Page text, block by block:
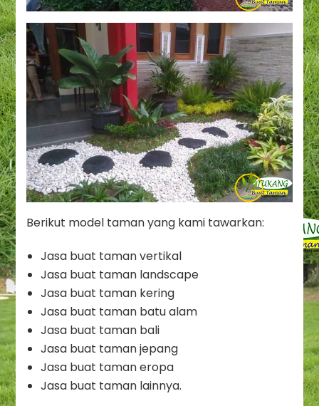
Berikut model taman yang kami tawarkan:
Jasa buat taman vertikal
Jasa buat taman landscape
Jasa buat taman kering
Jasa buat taman batu alam
Jasa buat taman bali
Jasa buat taman jepang
Jasa buat taman eropa
Jasa buat taman lainnya.